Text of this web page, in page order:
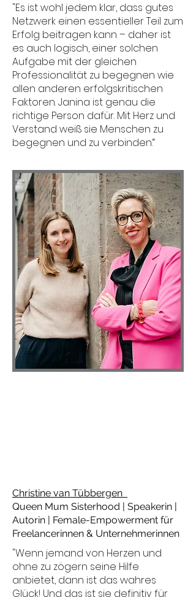
"Es ist wohl jedem klar, dass gutes
Netzwerk einen essentieller Teil zum
Erfolg beitragen kann – daher ist
es auch logisch, einer solchen
Aufgabe mit der gleichen
Professionalität zu begegnen wie
allen anderen erfolgskritischen
Faktoren.Janina ist genau die
richtige Person dafür. Mit Herz und
Verstand weiß sie Menschen zu
begegnen und zu verbinden.“
Christine van Tübbergen
Queen Mum Sisterhood | Speakerin |
Autorin | Female-Empowerment für
Freelancerinnen & Unternehmerinnen
"Wenn jemand von Herzen und
ohne zu zögern seine Hilfe
anbietet, dann ist das wahres
Glück! Und das ist sie definitiv für